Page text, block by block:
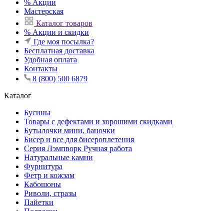
% Акции
Мастерская
Каталог товаров
% Акции и скидки
Где моя посылка?
Бесплатная доставка
Удобная оплата
Контакты
8 (800) 500 6879
Каталог
Бусины
Товары с дефектами и хорошими скидками
Бутылочки мини, баночки
Бисер и все для бисероплетения
Серия Лэмпворк Ручная работа
Натуральные камни
Фурнитура
Фетр и кожзам
Кабошоны
Риволи, стразы
Пайетки